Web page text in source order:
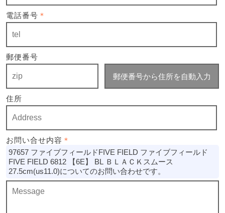
電話番号 ＊
郵便番号
郵便番号から住所を自動入力
住所
お問い合せ内容 ＊
97657 ファイブフィールドFIVE FIELD ファイブフィールド
FIVE FIELD 6812 【6E】 BL ＢＬＡＣＫスムース
27.5cm(us11.0)についてのお問い合わせです。